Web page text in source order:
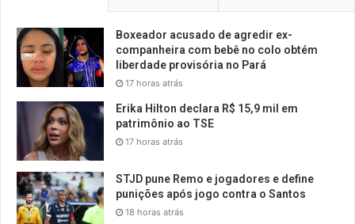
Boxeador acusado de agredir ex-
companheira com bebê no colo obtém
liberdade provisória no Pará
17 horas atrás
Erika Hilton declara R$ 15,9 mil em
patrimônio ao TSE
17 horas atrás
STJD pune Remo e jogadores e define
punições após jogo contra o Santos
18 horas atrás